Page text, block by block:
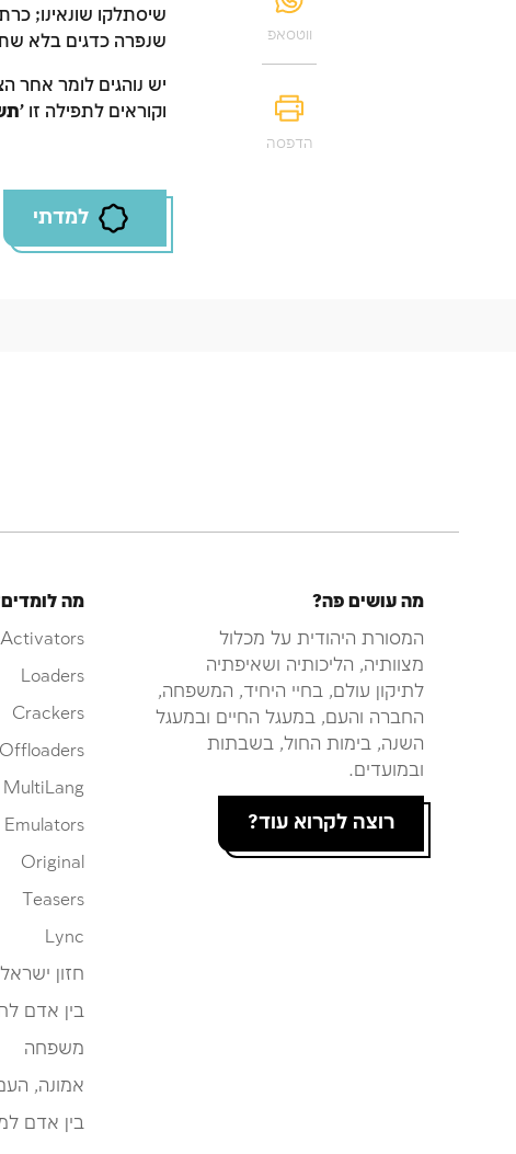
ווטסאפ
הדפסה
שיסתלקו שונאינו;
שנפרה כדגים בלא
יש נוהגים לומר אחר
וקוראים לתפילה זו
למדתי
מה
Activators
Loaders
Crackers
Offloaders
MultiLang
Emulators
Original
Teasers
Lync
חזון ישראל
בין אדם
משפחה
אמונה,
בין אדם
מה עושים פה?
המסורת היהודית על מכלול
מצוותיה, הליכותיה ושאיפתיה
לתיקון עולם, בחיי היחיד, המשפחה,
החברה והעם, במעגל החיים ובמעגל
השנה, בימות החול, בשבתות
ובמועדים.
רוצה לקרוא עוד?